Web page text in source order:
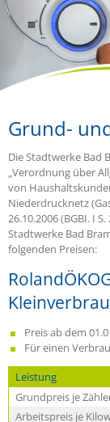
Grund-
Die Stadtwerke Bad
„Verordnung über
von
Niederdrucknetz
26.10.2006 (BGBI. I
Stadtwerke Bad
folgenden Preisen:
Preis ab dem
Für einen
Leistung
Grundpreis je
Arbeitspreis je